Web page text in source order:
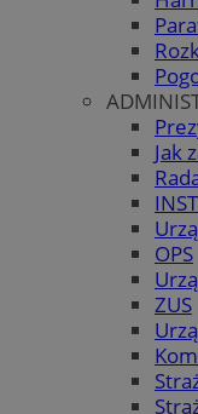
Jak
OPS
ZUS